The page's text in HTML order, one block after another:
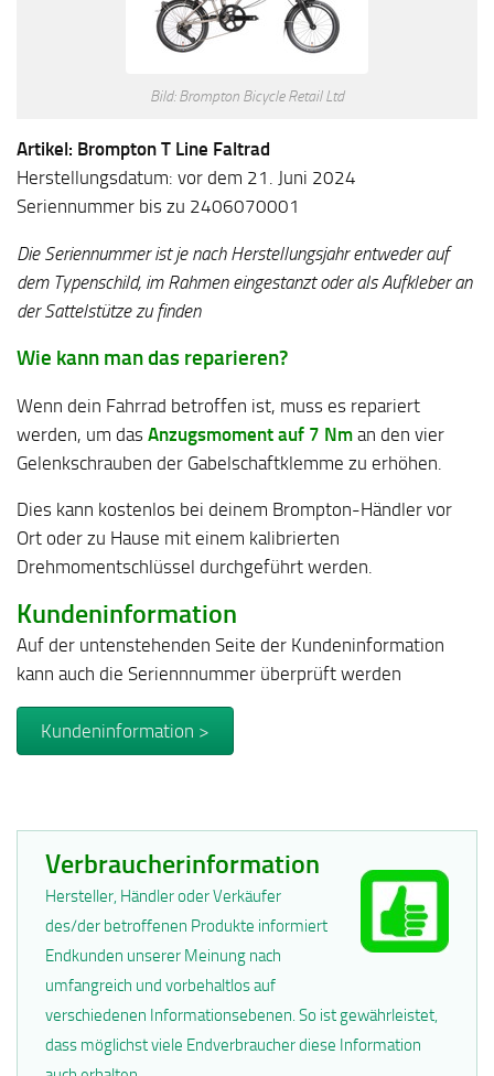
Bild: Brompton Bicycle Retail Ltd
Artikel: Brompton T Line Faltrad
Herstellungsdatum: vor dem 21. Juni 2024
Seriennummer bis zu 2406070001
Die Seriennummer ist je nach Herstellungsjahr entweder auf
dem Typenschild, im Rahmen eingestanzt oder als Aufkleber an
der Sattelstütze zu finden
Wie kann man das reparieren?
Wenn dein Fahrrad betroffen ist, muss es repariert
werden, um das Anzugsmoment auf 7 Nm an den vier
Gelenkschrauben der Gabelschaftklemme zu erhöhen.
Dies kann kostenlos bei deinem Brompton-Händler vor
Ort oder zu Hause mit einem kalibrierten
Drehmomentschlüssel durchgeführt werden.
Kundeninformation
Auf der untenstehenden Seite der Kundeninformation
kann auch die Seriennnummer überprüft werden
Kundeninformation >
Verbraucherinformation
Hersteller, Händler oder Verkäufer
des/der betroffenen Produkte informiert
Endkunden unserer Meinung nach
umfangreich und vorbehaltlos auf
verschiedenen Informationsebenen. So ist gewährleistet,
dass möglichst viele Endverbraucher diese Information